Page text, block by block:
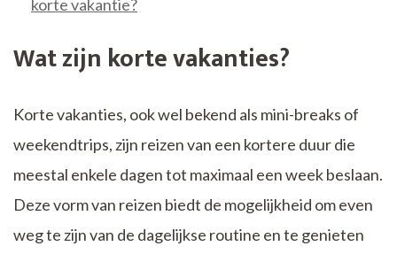
korte vakantie?
Wat zijn korte vakanties?
Korte vakanties, ook wel bekend als mini-breaks of
weekendtrips, zijn reizen van een kortere duur die
meestal enkele dagen tot maximaal een week beslaan.
Deze vorm van reizen biedt de mogelijkheid om even
weg te zijn van de dagelijkse routine en te genieten